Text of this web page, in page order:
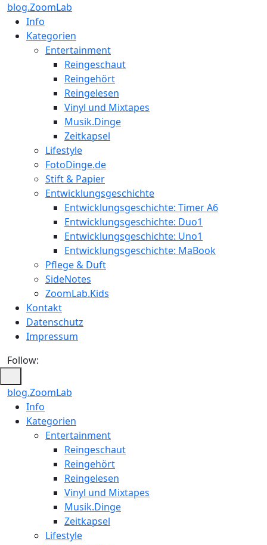
blog.ZoomLab
Info
Kategorien
Entertainment
Reingeschaut
Reingehört
Reingelesen
Vinyl und Mixtapes
Musik.Dinge
Zeitkapsel
Lifestyle
FotoDinge.de
Stift & Papier
Entwicklungsgeschichte
Entwicklungsgeschichte: Timer A6
Entwicklungsgeschichte: Duo1
Entwicklungsgeschichte: Uno1
Entwicklungsgeschichte: MaBook
Pflege & Duft
SideNotes
ZoomLab.Kids
Kontakt
Datenschutz
Impressum
Follow:
blog.ZoomLab
ZoomLab
//
Info
Kategorien
Entertainment
Reingeschaut
Reingehört
Reingelesen
Vinyl und Mixtapes
Musik.Dinge
Zeitkapsel
Lifestyle